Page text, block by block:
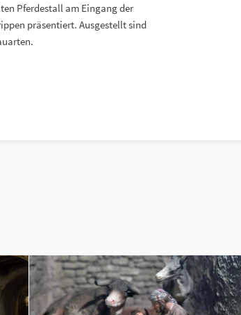
Pferdestall am Eingang der
präsentiert. Ausgestellt sind